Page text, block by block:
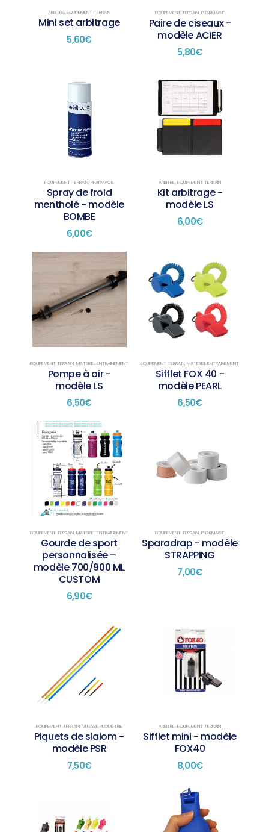
ARBITRE, EQUIPEMENT TERRAIN
Mini set arbitrage
5,60€
EQUIPEMENT TERRAIN, PHARMACIE
Paire de ciseaux -
modèle ACIER
5,80€
EQUIPEMENT TERRAIN, PHARMACIE
Spray de froid
mentholé - modèle
BOMBE
6,00€
ARBITRE, EQUIPEMENT TERRAIN
Kit arbitrage -
modèle LS
6,00€
EQUIPEMENT TERRAIN, MATERIEL ENTRAINEMENT
Pompe à air -
modèle LS
6,50€
EQUIPEMENT TERRAIN, MATERIEL ENTRAINEMENT
Sifflet FOX 40 -
modèle PEARL
6,50€
EQUIPEMENT TERRAIN, MATERIEL ENTRAINEMENT
Gourde de sport
personnalisée –
modèle 700/900 ML
CUSTOM
6,90€
EQUIPEMENT TERRAIN, PHARMACIE
Sparadrap - modèle
STRAPPING
7,00€
EQUIPEMENT TERRAIN, VITESSE PILOMETRIE
Piquets de slalom -
modèle PSR
7,50€
ARBITRE, EQUIPEMENT TERRAIN
Sifflet mini - modèle
FOX40
8,00€